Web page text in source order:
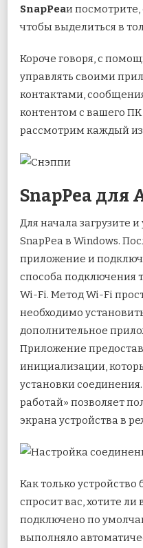
SnapPeaи посмотрите,
чтобы выделиться в
Короче говоря, с
управлять своими
контактами,
контентом с вашего ПК
рассмотрим каждый из
SnapPea для
Для начала загрузите
SnapPea в Windows.
приложение и
способа подключения
Wi-Fi. Метод Wi-Fi
необходимо
дополнительное
Приложение
инициализации,
установки
работай» позволяет
экрана устройства в
Как только
спросит вас, хотите
подключено по
выполняло